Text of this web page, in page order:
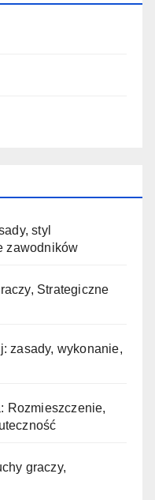
styl
zawodników
Strategiczne
zasady, wykonanie,
Rozmieszczenie,
graczy,